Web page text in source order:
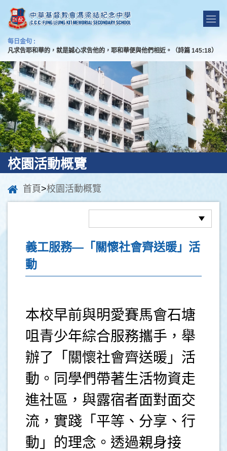
每日金句 :
凡求告耶和華的，就是誠心求告他的，耶和華便與他們相近。（詩篇 145:18）
校園活動概覽
首頁>校園活動概覽
義工服務—「關懷社會齊送暖」活
動
本校早前與明愛賽馬會石塘
咀青少年綜合服務攜手，舉
辦了「關懷社會齊送暖」活
動。同學們帶著生活物資走
進社區，與露宿者面對面交
流，實踐「平等、分享、行
動」的理念。透過親身接